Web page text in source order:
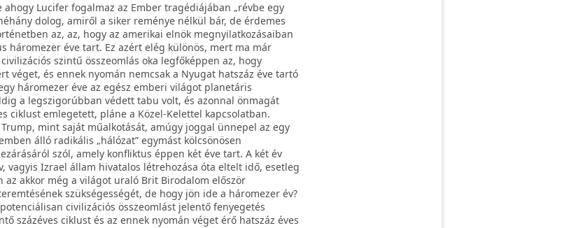
Lucifer fogalmaz az Ember tragédiájában „révbe egy
dolog, amiről a siker reménye nélkül bár, de érdemes
az, az, hogy az amerikai elnök megnyilatkozásaiban
háromezer éve tart. Ez azért elég különös, mert ma már
szintű összeomlás oka legfőképpen az, hogy
véget, és ennek nyomán nemcsak a Nyugat hatszáz éve tartó
háromezer éve az egész emberi világot planetáris
a legszigorúbban védett tabu volt, és azonnal önmagát
ciklust emlegetett, pláne a Közel-Kelettel kapcsolatban.
mint saját műalkotását, amúgy joggal ünnepel az egy
álló radikális „hálózat” egymást kölcsönösen
szól, amely konfliktus éppen két éve tart. A két év
vagyis Izrael állam hivatalos létrehozása óta eltelt idő, esetleg
akkor még a világot uraló Brit Birodalom először
szükségességét, de hogy jön ide a háromezer év?
civilizációs összeomlást jelentő fenyegetés
százéves ciklust és az ennek nyomán véget érő hatszáz éves